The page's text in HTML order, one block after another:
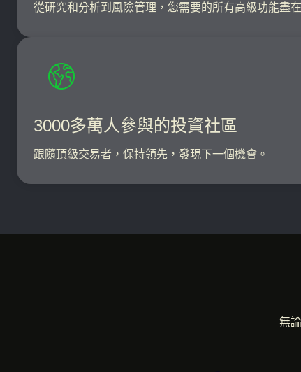
從研究和分析到風險管理，您需要的所有高級功能盡
3000多萬人參與的投資社區
跟隨頂級交易者，保持領先，發現下一個機會。
無